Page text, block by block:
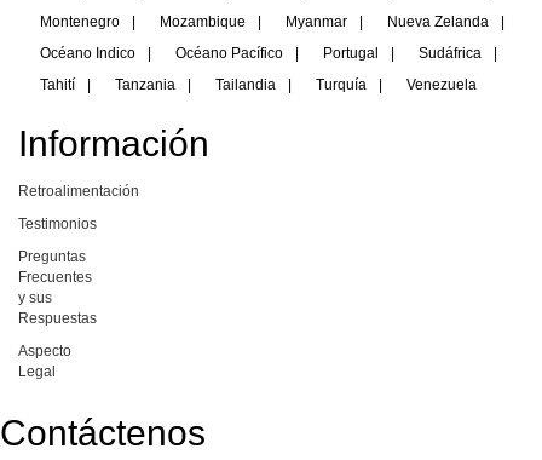
Montenegro
| Mozambique | Myanmar | Nueva Zelanda
|
Océano Indico
| Océano Pacífico | Portugal | Sudáfrica
|
Tahití
| Tanzania | Tailandia | Turquía | Venezuela
Información
Retroalimentación
Testimonios
Preguntas
Frecuentes
y sus
Respuestas
Aspecto
Legal
Contáctenos